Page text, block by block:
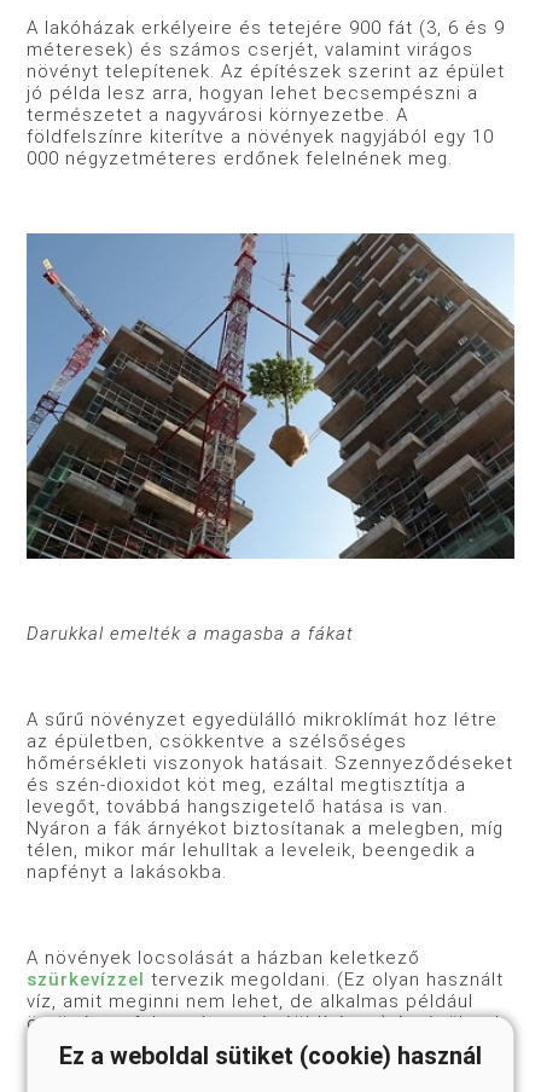
A lakóházak erkélyeire és tetejére 900 fát (3, 6 és 9
méteresek) és számos cserjét, valamint virágos
növényt telepítenek. Az építészek szerint az épület
jó példa lesz arra, hogyan lehet becsempészni a
természetet a nagyvárosi környezetbe. A
földfelszínre kiterítve a növények nagyjából egy 10
000 négyzetméteres erdőnek felelnének meg.
Darukkal emelték a magasba a fákat
A sűrű növényzet egyedülálló mikroklímát hoz létre
az épületben, csökkentve a szélsőséges
hőmérsékleti viszonyok hatásait. Szennyeződéseket
és szén-dioxidot köt meg, ezáltal megtisztítja a
levegőt, továbbá hangszigetelő hatása is van.
Nyáron a fák árnyékot biztosítanak a melegben, míg
télen, mikor már lehulltak a leveleik, beengedik a
napfényt a lakásokba.
A növények locsolását a házban keletkező
szürkevízzel tervezik megoldani. (Ez olyan használt
víz, amit meginni nem lehet, de alkalmas például
öntözésre, felmosásra, vécéöblítésre.) Az épületek
energiaellátását napelemek biztosítják majd.
Ez a weboldal sütiket (cookie) használ